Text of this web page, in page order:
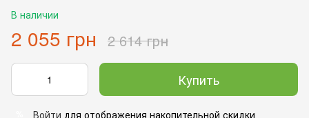
В наличии
2 055 грн 2 614 грн
Купить
Войти для отображения накопительной скидки